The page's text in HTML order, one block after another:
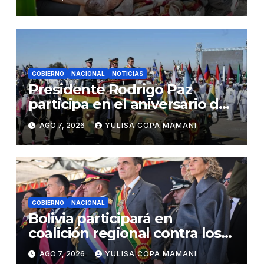
GOBIERNO NACIONAL NOTICIAS
Presidente Rodrigo Paz
participa en el aniversario de
las Fuerzas Armadas
AGO 7, 2026 YULISA COPA MAMANI
GOBIERNO NACIONAL
Bolivia participará en
coalición regional contra los
cárteles del narcotráfico
AGO 7, 2026 YULISA COPA MAMANI